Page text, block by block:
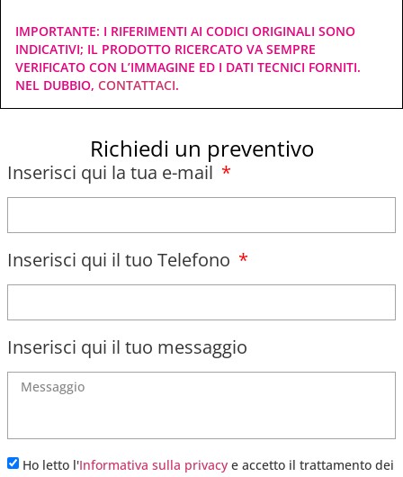
IMPORTANTE: I RIFERIMENTI AI CODICI ORIGINALI SONO
INDICATIVI; IL PRODOTTO RICERCATO VA SEMPRE
VERIFICATO CON L’IMMAGINE ED I DATI TECNICI FORNITI.
NEL DUBBIO, CONTATTACI.
Richiedi un preventivo
Inserisci qui la tua e-mail
Inserisci qui il tuo Telefono
Inserisci qui il tuo messaggio
Ho letto l'Informativa sulla privacy e accetto il trattamento dei